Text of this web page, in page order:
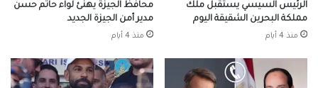
الرئيس السيسي يستقبل ملك
مملكة البحرين الشقيقة اليوم
منذ 4 أيام
محافظ الجيزة يهنئ لواء حاتم حسن
مدير أمن الجيزة الجديد
منذ 4 أيام